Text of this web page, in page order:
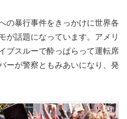
の暴行事件をきっかけに世界各
が話題になっています。アメリ
ブスルーで酔っぱらって運転席
ーが警察ともみあいになり、発